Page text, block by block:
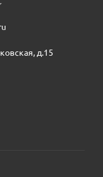
д.15